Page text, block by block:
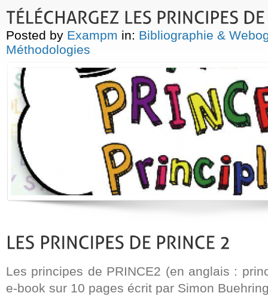
Posted by Exampm in: Bibliographie &
Méthodologies
Les principes de PRINCE2 (en anglais :
e-book sur 10 pages écrit par Simon